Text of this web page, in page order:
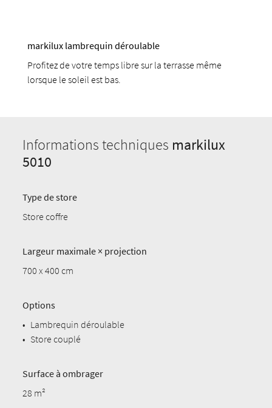
markilux lambrequin déroulable
Profitez de votre temps libre sur la terrasse même
lorsque le soleil est bas.
Informations techniques markilux
5010
Type de store
Store coffre
Largeur maximale × projection
700 x 400 cm
Options
• Lambrequin déroulable
• Store couplé
Surface à ombrager
28 m²